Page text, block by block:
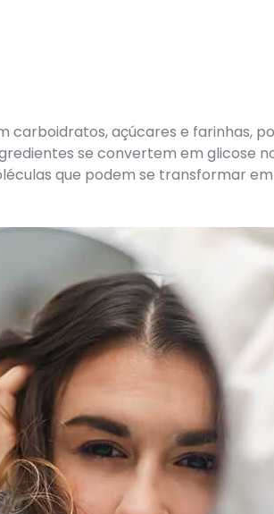
carboidratos, açúcares e farinhas,
se convertem em glicose
que podem se transformar